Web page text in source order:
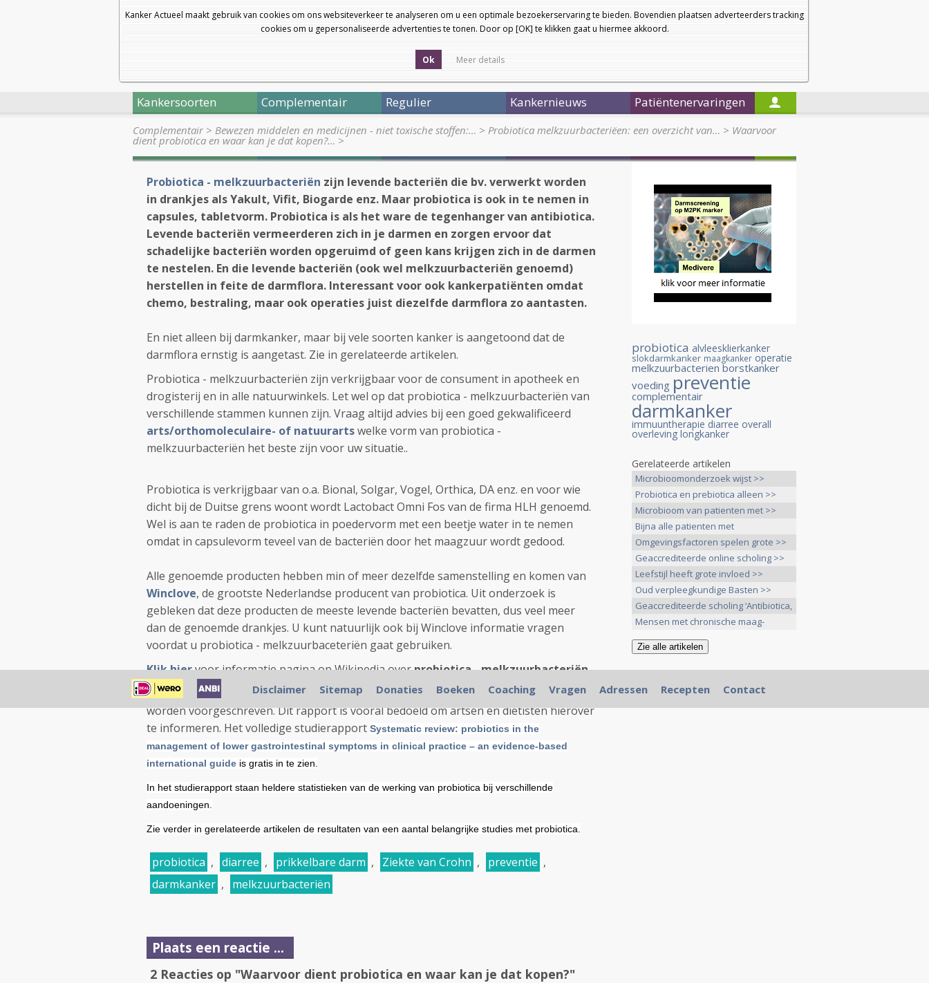
Kanker Actueel maakt gebruik van cookies om ons websiteverkeer te analyseren om u een optimale bezoekerservaring te bieden. Bovendien plaatsen adverteerders tracking
cookies om u gepersonaliseerde advertenties te tonen. Door op [OK] te klikken gaat u hiermee akkoord.
Ok Meer details
a
a
Nieuwsbrief
Startpagina
Kankersoorten Complementair Regulier Kankernieuws Patiëntenervaringen
Complementair> Bewezen middelen en medicijnen - niet toxische stoffen:… > Probiotica melkzuurbacteriëen: een overzicht van… > Waarvoor
dient probiotica en waar kan je dat kopen?… >
Probiotica - melkzuurbacteriën zijn levende bacteriën die bv. verwerkt worden
in drankjes als Yakult, Vifit, Biogarde enz. Maar probiotica is ook in te nemen in
capsules, tabletvorm. Probiotica is als het ware de tegenhanger van antibiotica.
Levende bacteriën vermeerderen zich in je darmen en zorgen ervoor dat
schadelijke bacteriën worden opgeruimd of geen kans krijgen zich in de darmen
te nestelen. En die levende bacteriën (ook wel melkzuurbacteriën genoemd)
herstellen in feite de darmflora. Interessant voor ook kankerpatiënten omdat
chemo, bestraling, maar ook operaties juist diezelfde darmflora zo aantasten.
En niet alleen bij darmkanker, maar bij vele soorten kanker is aangetoond dat de
darmflora ernstig is aangetast. Zie in gerelateerde artikelen.
Probiotica - melkzuurbacteriën zijn verkrijgbaar voor de consument in apotheek en
drogisterij en in alle natuurwinkels. Let wel op dat probiotica - melkzuurbacteriën van
verschillende stammen kunnen zijn. Vraag altijd advies bij een goed gekwalificeerd
arts/orthomoleculaire- of natuurartswelke vorm van probiotica -
melkzuurbacteriën het beste zijn voor uw situatie..
Probiotica is verkrijgbaar van o.a. Bional, Solgar, Vogel, Orthica, DA enz. en voor wie
dicht bij de Duitse grens woont wordt Lactobact Omni Fos van de firma HLH genoemd.
Wel is aan te raden de probiotica in poedervorm met een beetje water in te nemen
omdat in capsulevorm teveel van de bacteriën door het maagzuur wordt gedood.
Alle genoemde producten hebben min of meer dezelfde samenstelling en komen van
Winclove, de grootste Nederlandse producent van probiotica. Uit onderzoek is
gebleken dat deze producten de meeste levende bacteriën bevatten, dus veel meer
dan de genoemde drankjes. U kunt natuurlijk ook bij Winclove informatie vragen
voordat u probiotica - melkzuurbaceteriën gaat gebruiken.
Klik hiervoor informatie pagina op Wikipedia overprobiotica - melkzuurbacteriën.
17 oktober 2013: Recent is een rapport uitgebracht hoe en welke probiotica kan
worden voorgeschreven. Dit rapport is vooral bedoeld om artsen en diëtisten hierover
te informeren. Het volledige studierapport Systematic review: probiotics in the
management of lower gastrointestinal symptoms in clinical practice – an evidence-based
international guide is gratis in te zien.
In het studierapport staan heldere statistieken van de werking van probiotica bij verschillende
aandoeningen.
Zie verder in gerelateerde artikelen de resultaten van een aantal belangrijke studies met probiotica.
probiotica , diarree , prikkelbare darm , Ziekte van Crohn , preventie ,
darmkanker , melkzuurbacteriën
Plaats een reactie ...
2 Reacties op "Waarvoor dient probiotica en waar kan je dat kopen?"
probiotica alvleesklierkanker
slokdarmkanker maagkanker operatie
melkzuurbacterien borstkanker
voeding preventie
complementair
darmkanker
immuuntherapie diarree overall
overleving longkanker
Gerelateerde artikelen
Microbioomonderzoek wijst >>
Probiotica en prebiotica alleen >>
Microbioom van patienten met >>
Bijna alle patienten met
gewrichtsklachten >>
Omgevingsfactoren spelen grote >>
Geaccrediteerde online scholing >>
Leefstijl heeft grote invloed >>
Oud verpleegkundige Basten >>
Geaccrediteerde scholing ‘Antibiotica,
>>
Mensen met chronische maag-
darmaandoeningen >>
Disclaimer Sitemap Donaties Boeken Coaching Vragen Adressen Recepten Contact